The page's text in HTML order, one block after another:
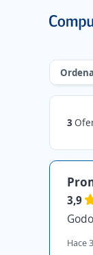
3
3,9
Hace